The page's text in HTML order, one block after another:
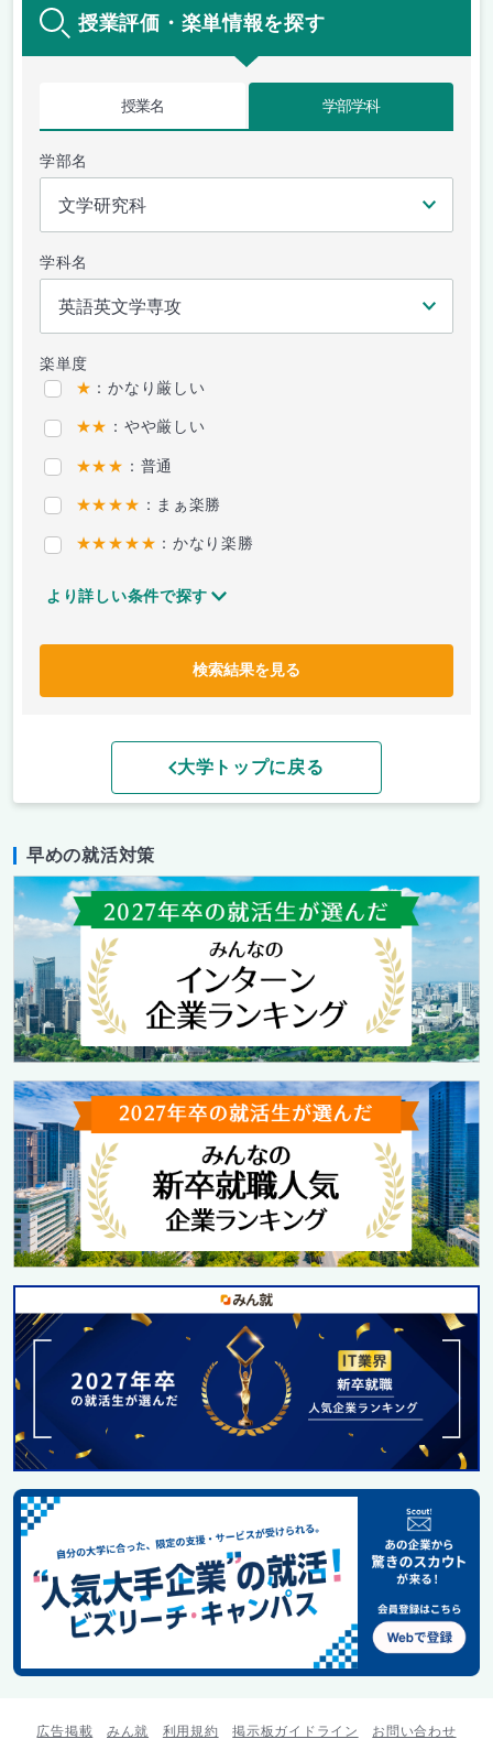
授業評価・楽単情報を探す
授業名 学部学科
学部名
学科名
楽単度
★ ：かなり厳しい
★★ ：やや厳しい
★★★ ：普通
★★★★ ：まぁ楽勝
★★★★★ ：かなり楽勝
より詳しい条件で探す
検索結果を見る
大学トップに戻る
早めの就活対策
広告掲載 みん就 利用規約 掲示板ガイドライン お問い合わせ